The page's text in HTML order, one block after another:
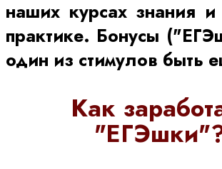
наших курсах знания
практике. Бонусы
один из стимулов быть
Как